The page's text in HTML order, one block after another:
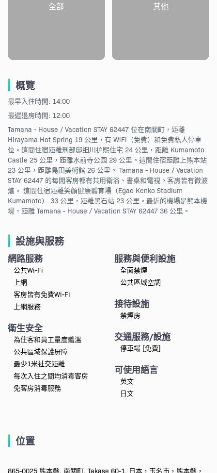
全部 其他
概覽
最早入住時間: 14:00
最遲退房時間: 12:00
Tamana - House / Vacation STAY 62447 位在南關町，距離
Hirayama Hot Spring 19 公里，有 WiFi（免費）和免費私人停車
位。這間住宿距離刑部邸细川护熙住宅 24 公里，距離 Kumamoto
Castle 25 公里，距離水前寺公园 29 公里。這間住宿距離上熊本站
23 公里，距離島田美術館 26 公里。 Tamana - House / Vacation
STAY 62447 的每間客房都有共用衛浴、書桌和電視。客房皆有微波
爐。 這間住宿距離笑顏健康體育場（Egao Kenko Stadium
Kumamoto） 33 公里，距離黑石站 23 公里。最近的機場是熊本機
場，距離 Tamana - House / Vacation STAY 62447 36 公里。
設施與服務
網路服務
公共Wi-Fi
上網
客房皆有免費Wi-Fi
上網服務
衛生安全
為住客和員工量度體溫
公共區域保護屏障
最少1米社交距離
每次入住之間均消毒客房
免客房消毒服務
服務與便利設施
全面禁煙
公共區域空調
接待設施
禁煙房
交通服務/設施
停車場 [免費]
可使用語言
英文
日文
位置
865-0025 熊本縣, 南關町, Takase 60-1, 日本，玉名市，熊本縣，